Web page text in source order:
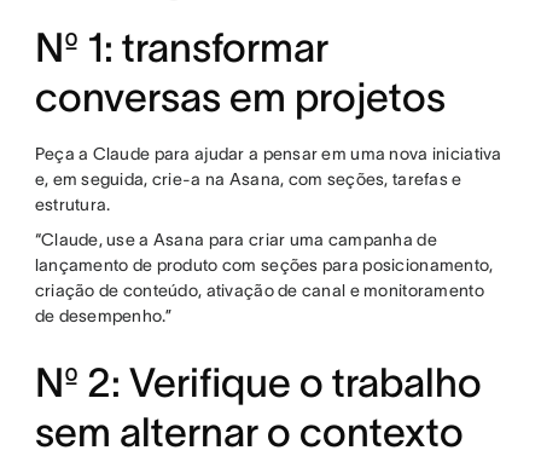
Nº 1: transformar
conversas em projetos
Peça a Claude para ajudar a pensar em uma nova iniciativa
e, em seguida, crie-a na Asana, com seções, tarefas e
estrutura.
“Claude, use a Asana para criar uma campanha de
lançamento de produto com seções para posicionamento,
criação de conteúdo, ativação de canal e monitoramento
de desempenho.”
Nº 2: Verifique o trabalho
sem alternar o contexto